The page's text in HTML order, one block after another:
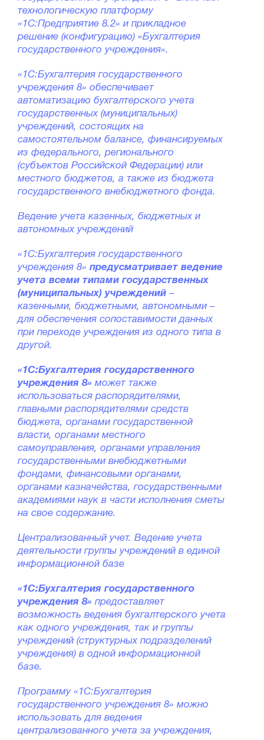
технологическую платформу
«1С:Предприятие 8.2» и прикладное
решение (конфигурацию) «Бухгалтерия
государственного учреждения».
«1С:Бухгалтерия государственного
учреждения 8» обеспечивает
автоматизацию бухгалтерского учета
государственных (муниципальных)
учреждений, состоящих на
самостоятельном балансе, финансируемых
из федерального, регионального
(субъектов Российской Федерации) или
местного бюджетов, а также из бюджета
государственного внебюджетного фонда.
Ведение учета казенных, бюджетных и
автономных учреждений
«1С:Бухгалтерия государственного
учреждения 8» предусматривает ведение
учета всеми типами государственных
(муниципальных) учреждений –
казенными, бюджетными, автономными –
для обеспечения сопоставимости данных
при переходе учреждения из одного типа в
другой.
«1С:Бухгалтерия государственного
учреждения 8» может также
использоваться распорядителями,
главными распорядителями средств
бюджета, органами государственной
власти, органами местного
самоуправления, органами управления
государственными внебюджетными
фондами, финансовыми органами,
органами казначейства, государственными
академиями наук в части исполнения сметы
на свое содержание.
Централизованный учет. Ведение учета
деятельности группы учреждений в единой
информационной базе
«1С:Бухгалтерия государственного
учреждения 8» предоставляет
возможность ведения бухгалтерского учета
как одного учреждения, так и группы
учреждений (структурных подразделений
учреждения) в одной информационной
базе.
Программу «1С:Бухгалтерия
государственного учреждения 8» можно
использовать для ведения
централизованного учета за учреждения,